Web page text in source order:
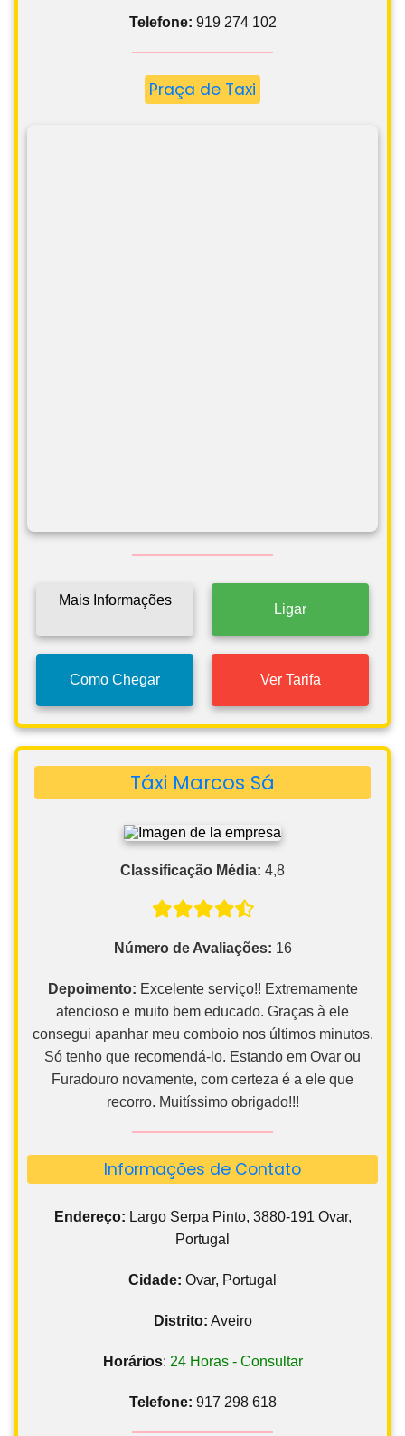
Telefone: 919 274 102
Praça de Taxi
Mais Informações
Ligar
Como Chegar Ver Tarifa
Táxi Marcos Sá
Classificação Média: 4,8
Número de Avaliações: 16
Depoimento: Excelente serviço!! Extremamente
atencioso e muito bem educado. Graças à ele
consegui apanhar meu comboio nos últimos minutos.
Só tenho que recomendá-lo. Estando em Ovar ou
Furadouro novamente, com certeza é a ele que
recorro. Muitíssimo obrigado!!!
Informações de Contato
Endereço: Largo Serpa Pinto, 3880-191 Ovar,
Portugal
Cidade: Ovar, Portugal
Distrito: Aveiro
Horários: 24 Horas - Consultar
Telefone: 917 298 618